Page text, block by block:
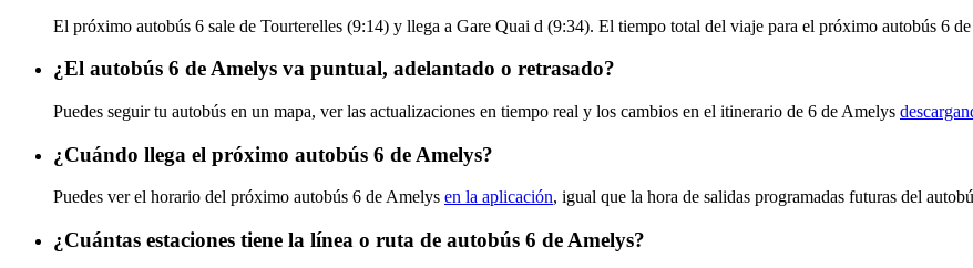
El próximo autobús 6 sale de Tourterelles (9:14) y llega a Gare Quai d (9:34). El tiempo total del viaje para el próximo autobús 6
¿El autobús 6 de Amelys va puntual, adelantado o retrasado?
Puedes seguir tu autobús en un mapa, ver las actualizaciones en tiempo real y los cambios en el itinerario de 6 de Amelys
¿Cuándo llega el próximo autobús 6 de Amelys?
Puedes ver el horario del próximo autobús 6 de Amelys en la aplicación, igual que la hora de salidas programadas futuras del
¿Cuántas estaciones tiene la línea o ruta de autobús 6 de Amelys?